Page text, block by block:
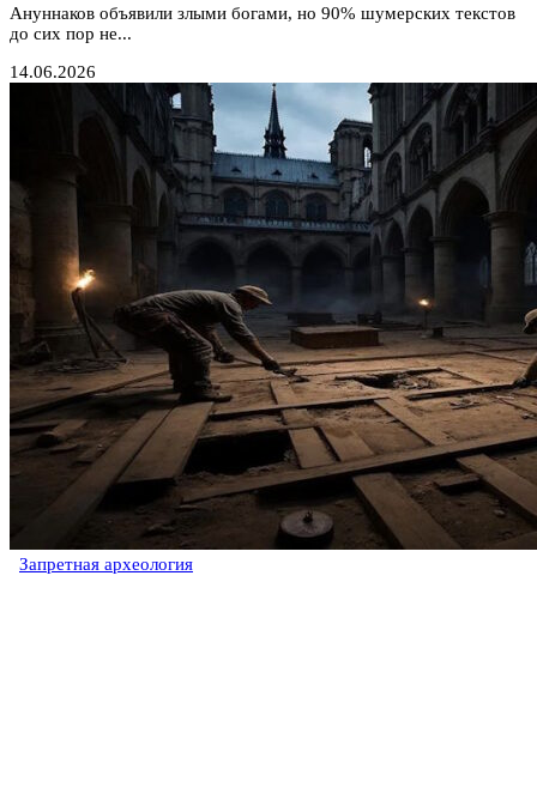
Ануннаков объявили злыми богами, но 90% шумерских текстов
до сих пор не...
14.06.2026
Запретная археология